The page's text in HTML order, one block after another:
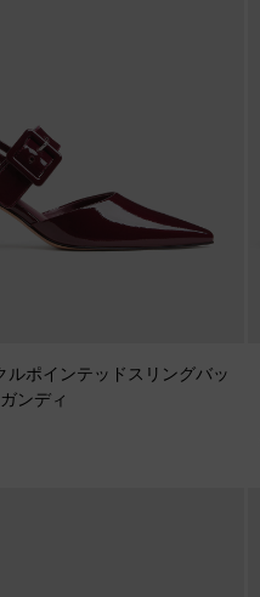
ルポインテッドスリングバッ
ンディ